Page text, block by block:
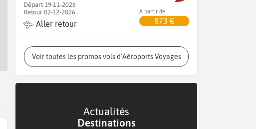
Départ 19-11-2026
Retour 02-12-2026
Aller retour
A partir de
873 €
Voir toutes les promos vols d'Aéroports Voyages
Actualités
Destinations